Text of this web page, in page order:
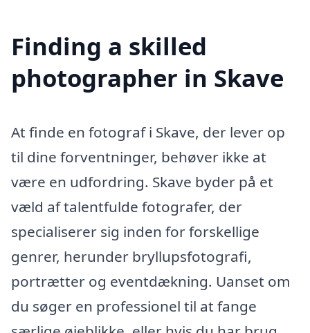
Finding a skilled
photographer in Skave
At finde en fotograf i Skave, der lever op
til dine forventninger, behøver ikke at
være en udfordring. Skave byder på et
væld af talentfulde fotografer, der
specialiserer sig inden for forskellige
genrer, herunder bryllupsfotografi,
portrætter og eventdækning. Uanset om
du søger en professionel til at fange